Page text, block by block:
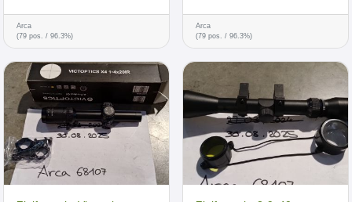
Arca
(79 pos. / 96.3%)
Arca
(79 pos. / 96.3%)